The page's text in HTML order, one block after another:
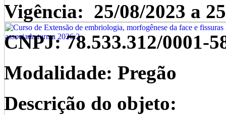
Vigência: 25/08/2023 a
CNPJ: 78.533.312/0001-
Modalidade: Pregão
Descrição do objeto: